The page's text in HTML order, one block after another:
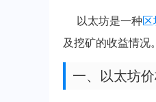
以太坊是一种
及挖矿的收益情况。
一、以太坊